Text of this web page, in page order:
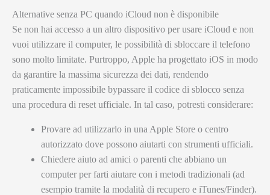
Alternative senza PC quando iCloud non è disponibile
Se non hai accesso a un altro dispositivo per usare iCloud e non
vuoi utilizzare il computer, le possibilità di sbloccare il telefono
sono molto limitate. Purtroppo, Apple ha progettato iOS in modo
da garantire la massima sicurezza dei dati, rendendo
praticamente impossibile bypassare il codice di sblocco senza
una procedura di reset ufficiale. In tal caso, potresti considerare:
Provare ad utilizzarlo in una Apple Store o centro
autorizzato dove possono aiutarti con strumenti ufficiali.
Chiedere aiuto ad amici o parenti che abbiano un
computer per farti aiutare con i metodi tradizionali (ad
esempio tramite la modalità di recupero e iTunes/Finder).